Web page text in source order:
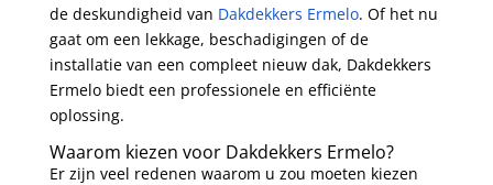
de deskundigheid van Dakdekkers Ermelo. Of het nu
gaat om een lekkage, beschadigingen of de
installatie van een compleet nieuw dak, Dakdekkers
Ermelo biedt een professionele en efficiënte
oplossing.
Waarom kiezen voor Dakdekkers Ermelo?
Er zijn veel redenen waarom u zou moeten kiezen